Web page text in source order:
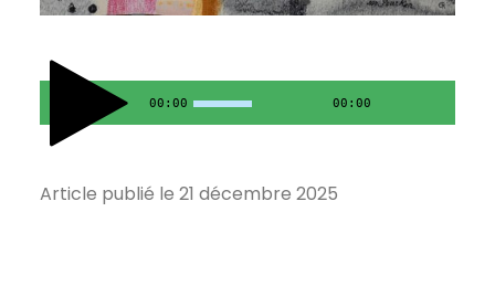
00:00 00:00
Article publié le 21 décembre 2025